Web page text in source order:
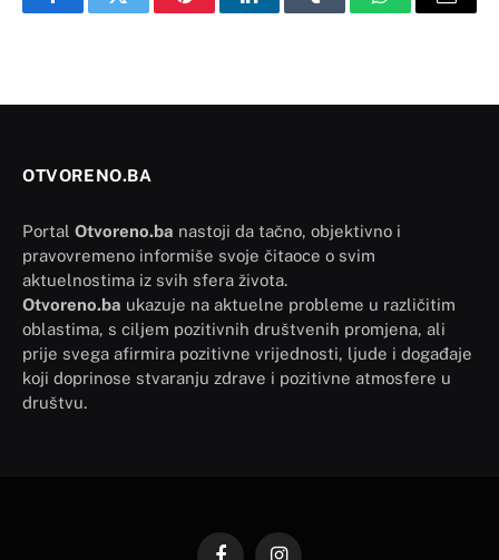
FacebookTwitter PinterestLinkedInTumblr WhatsAppEmail
OTVORENO.BA
Portal Otvoreno.ba nastoji da tačno, objektivno i
pravovremeno informiše svoje čitaoce o svim
aktuelnostima iz svih sfera života.
Otvoreno.ba ukazuje na aktuelne probleme u različitim
oblastima, s ciljem pozitivnih društvenih promjena, ali
prije svega afirmira pozitivne vrijednosti, ljude i događaje
koji doprinose stvaranju zdrave i pozitivne atmosfere u
društvu.